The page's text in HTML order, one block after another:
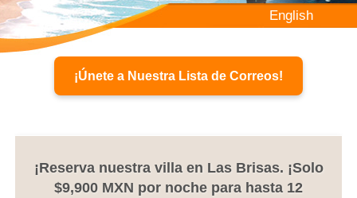
English
¡Únete a Nuestra Lista de Correos!
¡Reserva nuestra villa en Las Brisas. ¡Solo
$9,900 MXN por noche para hasta 12